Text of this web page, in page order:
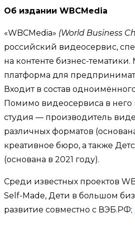
Об издании WBCMedia
«WBCMedia» (World Business
российский видеосервис,
на контенте бизнес-
платформа для
Входит в состав
Помимо видеосервиса в него
студия — производитель
различных форматов
креативное бюро, а также
(основана в 2021 году).
Среди известных проектов
Self-Made, Дети в большом
развитие совместно с ВЭБ.РФ;